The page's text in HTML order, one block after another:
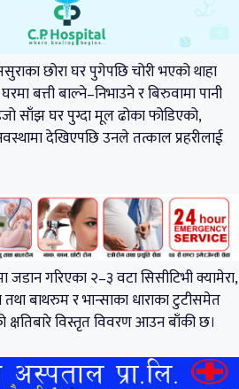
छोरा घर पुगेपछि चोरी भएको थाहा
बत्ती बाल्ने–निभाउने र बिरुवामा पानी
साँझ घर पुग्दा मूल ढोका फोडिएको,
देखिएपछि उनले तत्काल प्रहरीलाई
जडान गरिएका २–३ वटा सिसीटिभी क्यामेरा,
बाथरुम र भान्साका धाराका टुटीसमेत
क्षतिबारे विस्तृत विवरण आउन बाँकी छ।